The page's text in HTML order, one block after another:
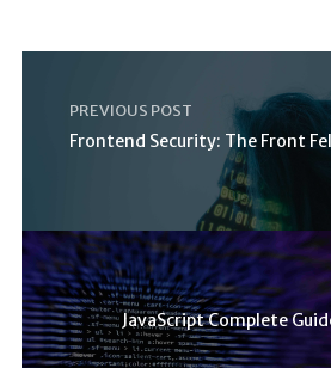
PREVIOUS POST